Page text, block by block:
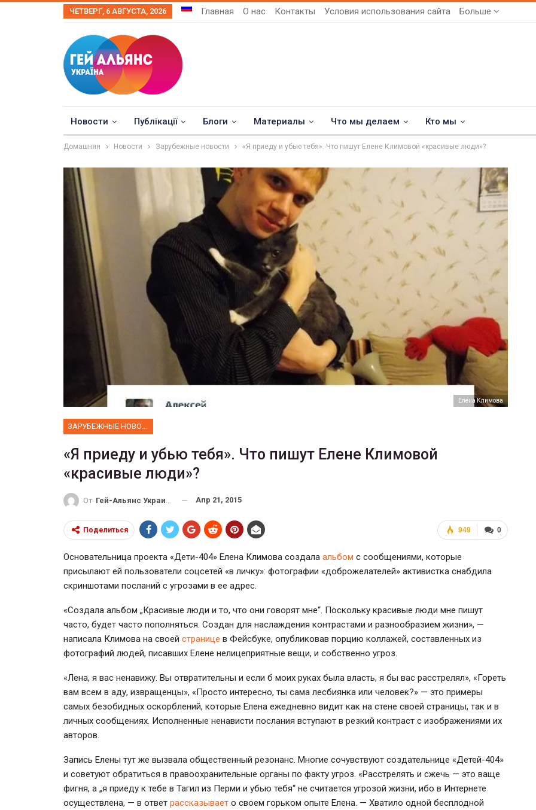
ЧЕТВЕРГ, 6 АВГУСТА, 2026 Главная О нас Контакты Условия использования сайта Больше
Новости Публікації Блоги Материалы Что мы делаем Кто мы
Домашняя Новости Зарубежные новости «Я приеду и убью тебя». Что пишут Елене Климовой «красивые люди»?
Елена Климова
ЗАРУБЕЖНЫЕ НОВОСТИ
«Я приеду и убью тебя». Что пишут Елене Климовой
«красивые люди»?
От Гей-Альянс Украина Апр 21, 2015
0
949
Поделиться
Основательница проекта «Дети-404» Елена Климова создала альбом с сообщениями, которые
присылают ей пользователи соцсетей «в личку»: фотографии «доброжелателей» активистка снабдила
скриншотами посланий с угрозами в ее адрес.
«Создала альбом „Красивые люди и то, что они говорят мне“. Поскольку красивые люди мне пишут
часто, будет часто пополняться. Создан для наслаждения контрастами и разнообразием жизни», —
написала Климова на своей странице в Фейсбуке, опубликовав порцию коллажей, составленных из
фотографий людей, писавших Елене нелицеприятные вещи, и собственно угроз.
«Лена, я вас ненавижу. Вы отвратительны и если б моих руках была власть, я бы вас расстрелял», «Гореть
вам всем в аду, извращенцы», «Просто интересно, ты сама лесбиянка или человек?» — это примеры
самых безобидных оскорблений, которые Елена ежедневно видит как на стене своей страницы, так и в
личных сообщениях. Исполненные ненависти послания вступают в резкий контраст с изображениями их
авторов.
Запись Елены тут же вызвала общественный резонанс. Многие сочувствуют создательнице «Детей-404»
и советуют обратиться в правоохранительные органы по факту угроз. «Расстрелять и сжечь — это ваще
фигня, а „я приеду к тебе в Тагил из Перми и убью тебя“ не считается угрозой жизни, ибо в Интернете
осуществлена, — в ответ рассказывает о своем горьком опыте Елена. — Хватило одной бесплодной
ФОТО
Прайд в Тель-Авиве собрал 200
тысяч участников
Июн 10, 2017 0
ФОТО
Военнослужащие-трансгендеры
ГЕЙ-АЛЬЯНС УКРАИНА Июл 27, 2017